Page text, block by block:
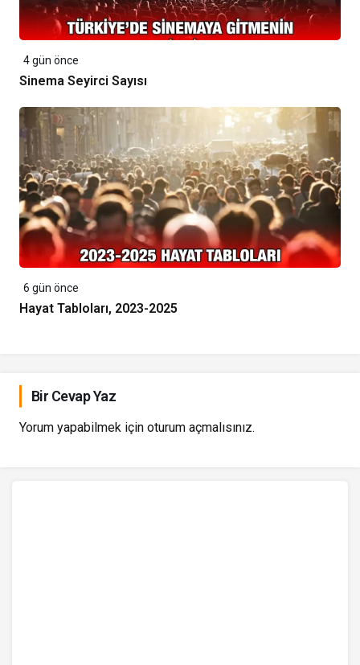
4 gün önce
Sinema Seyirci Sayısı
6 gün önce
Hayat Tabloları, 2023-2025
Bir Cevap Yaz
Yorum yapabilmek için oturum açmalısınız.